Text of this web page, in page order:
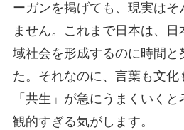
ーガンを掲げても、現実はそ
ません。これまで日本は、
域社会を形成するのに時間と
た。それなのに、言葉も文化
「共生」が急にうまくいく
観的すぎる気がします。